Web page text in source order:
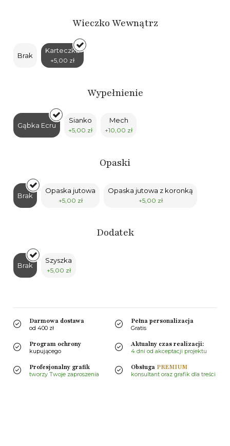
Wieczko Wewnątrz
Brak
Karteczka
+5,00 zł
Wypełnienie
Gąbka Ecru
Sianko
+5,00 zł
Mech
+10,00 zł
Opaski
Brak
Opaska jutowa
+5,00 zł
Opaska jutowa z koronką
+5,00 zł
Dodatek
Brak
Szyszka
+5,00 zł
Darmowa dostawa
od 400 zł
Pełna personalizacja
Gratis
Program ochrony
kupującego
Aktualny czas realizacji:
4 dni od akceptacji projektu
Profesjonalny grafik
tworzy Twoje zaproszenia
Obsługa PREMIUM
konsultant oraz grafik dla treści